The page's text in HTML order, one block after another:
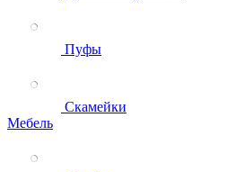
Пуфы
Скамейки
Мебель